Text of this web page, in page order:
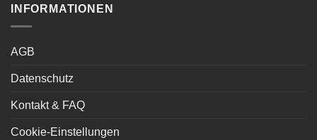
INFORMATIONEN
AGB
Datenschutz
Kontakt & FAQ
Cookie-Einstellungen